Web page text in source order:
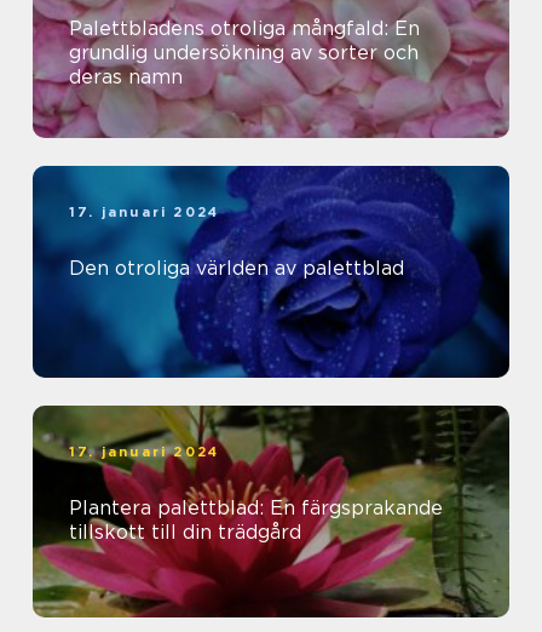
Palettbladens otroliga mångfald: En
grundlig undersökning av sorter och
deras namn
17. januari 2024
Den otroliga världen av palettblad
17. januari 2024
Plantera palettblad: En färgsprakande
tillskott till din trädgård